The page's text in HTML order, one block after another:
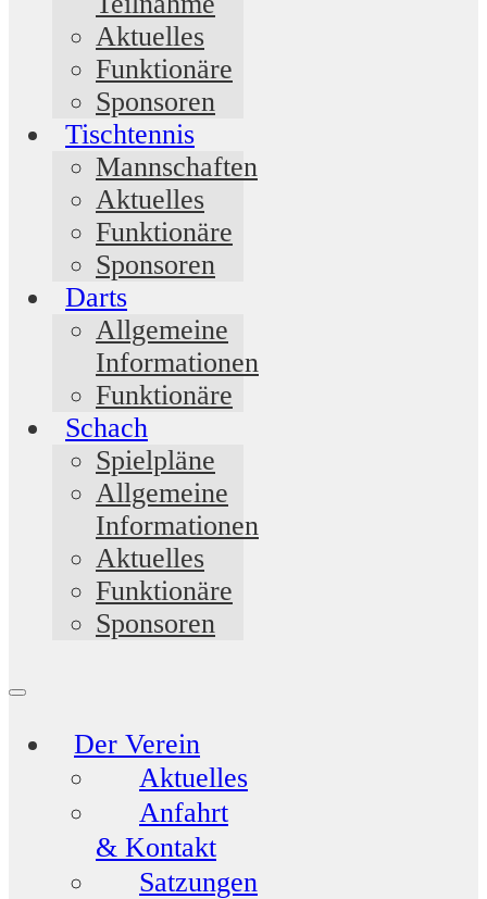
Aktuelles
Funktionäre
Sponsoren
Tischtennis
Mannschaften
Aktuelles
Funktionäre
Sponsoren
Darts
Allgemeine
Informationen
Funktionäre
Schach
Spielpläne
Allgemeine
Informationen
Aktuelles
Funktionäre
Sponsoren
Der Verein
Aktuelles
Anfahrt
& Kontakt
Satzungen